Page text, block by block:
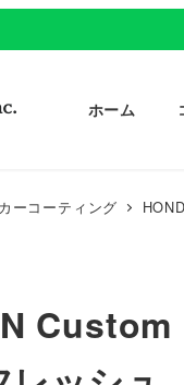
ホーム
カーコーティング